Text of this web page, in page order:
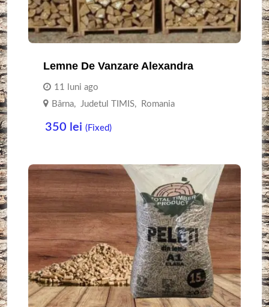
Lemne De Vanzare Alexandra
11 luni ago
Bârna, Judetul TIMIS, Romania
350 lei (Fixed)